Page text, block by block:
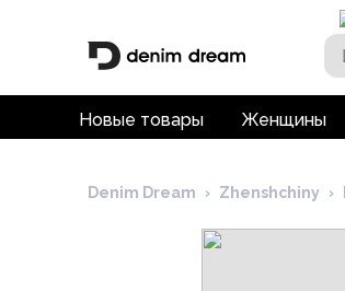
Новые товары Женщины
Denim Dream › Zhenshchiny ›